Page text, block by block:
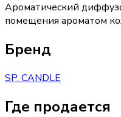
Ароматический
помещения ароматом
Бренд
SP. CANDLE
Где продается